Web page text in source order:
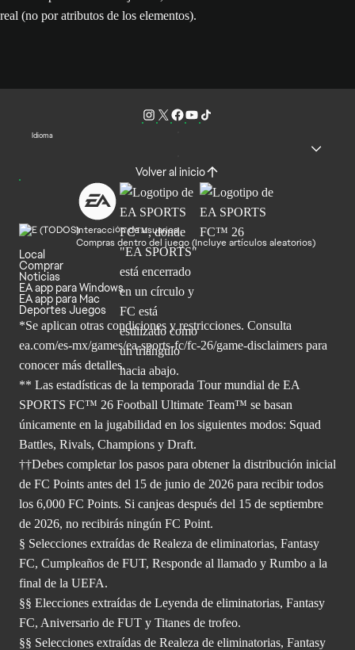
real (no por atributos de los elementos).
Idioma
Volver al inicio
Interacción de usuarios
Compras dentro del juego (Incluye artículos aleatorios)
Local
Comprar
Noticias
EA app para Windows
EA app para Mac
Deportes Juegos
*Se aplican otras condiciones y restricciones. Consulta
ea.com/es-mx/games/ea-sports-fc/fc-26/game-disclaimers para
conocer más detalles.
** Las estadísticas de la temporada Tour mundial de EA
SPORTS FC™ 26 Football Ultimate Team™ se basan
únicamente en la jugabilidad en los siguientes modos: Squad
Battles, Rivals, Champions y Draft.
††Debes completar los pasos para obtener la distribución inicial
de FC Points antes del 15 de junio de 2026 para recibir todos
los 6,000 FC Points. Si canjeas después del 15 de septiembre
de 2026, no recibirás ningún FC Point.
§ Selecciones extraídas de Realeza de eliminatorias, Fantasy
FC, Cumpleaños de FUT, Responde al llamado y Rumbo a la
final de la UEFA.
§§ Elecciones extraídas de Leyenda de eliminatorias, Fantasy
FC, Aniversario de FUT y Titanes de trofeo.
§§ Selecciones extraídas de Realeza de eliminatorias, Fantasy